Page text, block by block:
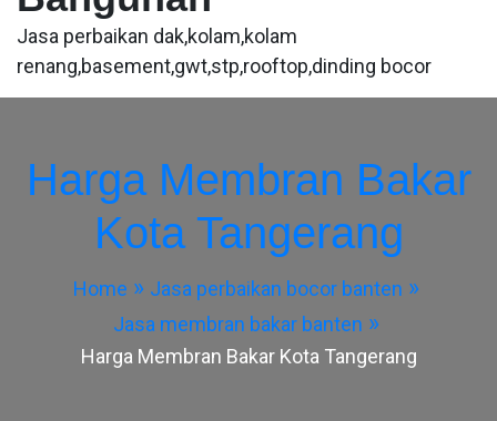
Jasa perbaikan dak,kolam,kolam
renang,basement,gwt,stp,rooftop,dinding bocor
Harga Membran Bakar
Kota Tangerang
Home
Jasa perbaikan bocor banten
Jasa membran bakar banten
Harga Membran Bakar Kota Tangerang